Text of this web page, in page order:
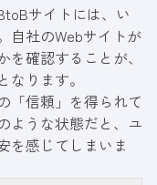
サイトには、い
自社のWebサイトが
確認することが、
ります。
「信頼」を得られて
ような状態だと、ユ
を感じてしまいま